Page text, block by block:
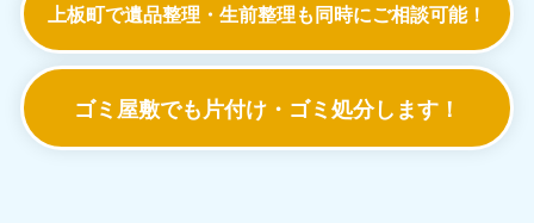
上板町で遺品整理・生前整理も同時にご相談可能！
ゴミ屋敷でも 片付け・ゴミ処分します！